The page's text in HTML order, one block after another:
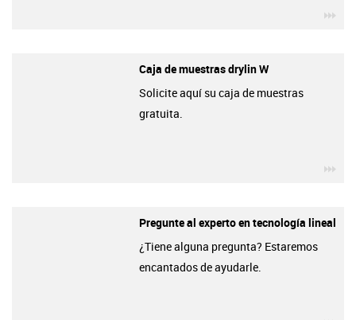
Caja de muestras drylin W
Solicite aquí su caja de muestras
gratuita.
Pregunte al experto en tecnología lineal
¿Tiene alguna pregunta? Estaremos
encantados de ayudarle.